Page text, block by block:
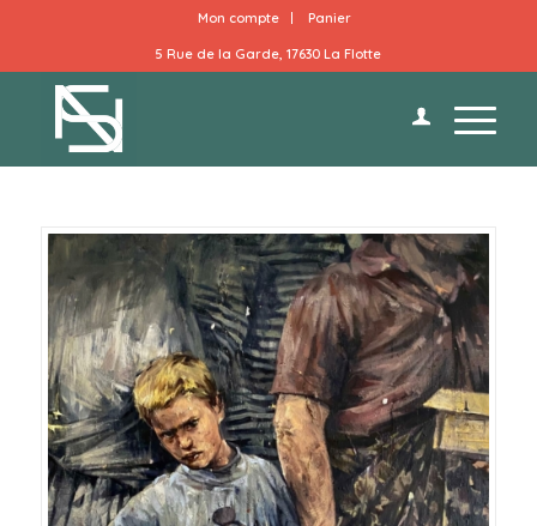
Mon compte Panier
5 Rue de la Garde, 17630 La Flotte